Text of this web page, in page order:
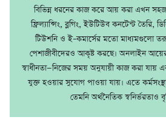
বিভিন্ন ধরনের কাজ করে আয় করা এখন
ফ্রিল্যান্সিং, ব্লগিং, ইউটিউব কনটেন্ট তৈরি,
টিউশনি ও ই–কমার্সের মতো মাধ্যমগুলো
পেশাজীবীদেরও আকৃষ্ট করছে। অনলাইন
স্বাধীনতা—নিজের সময় অনুযায়ী কাজ করা যায়
যুক্ত হওয়ার সুযোগ পাওয়া যায়। এতে
তেমনি অর্থনৈতিক স্বনির্ভরতাও